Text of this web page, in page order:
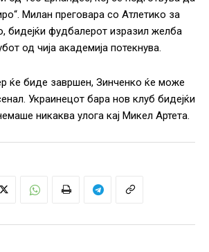
Милан преговара со Атлетико за
бидејќи фудбалерот изразил желба
од чија академија потекнува.
ќе биде завршен, Зинченко ќе може
Украинецот бара нов клуб бидејќи
никаква улога кај Микел Артета.